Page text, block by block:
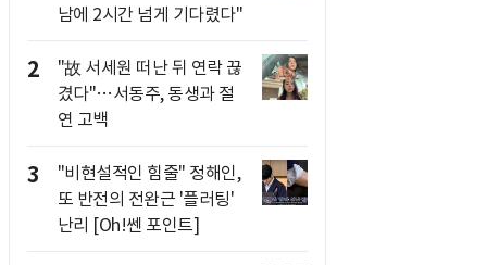
남에 2시간 넘게 기다렸다"
2
"故 서세원 떠난 뒤 연락 끊
겼다"…서동주, 동생과 절
연 고백
3
"비현설적인 힘줄" 정해인,
또 반전의 전완근 '플러팅'
난리 [Oh!쎈 포인트]